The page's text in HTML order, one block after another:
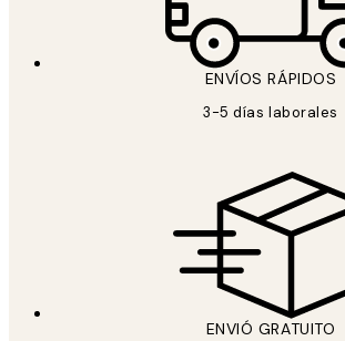
ENVÍOS RÁPIDOS
3-5 días laborales
ENVIÓ GRATUITO